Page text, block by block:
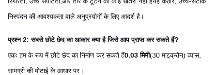
निस्पंदन की आवश्यकता वाले अनुप्रयोगों के लिए आदर्श है।
प्रश्न 2: सबसे छोटे छेद का आकार क्या है जिसे आप प्राप्त कर सकते हैं?
एकः हम के रूप में छोटे छेद का निर्माण कर सकते हैं0.03 मिमी(30 माइक्रोन) व्यास,
सामग्री की मोटाई के आधार पर।